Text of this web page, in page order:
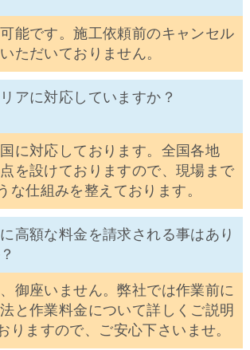
能です。施工依頼前のキャンセル
ただいておりません。
アに対応していますか？
に対応しております。全国各地
を設けておりますので、現場まで
な仕組みを整えております。
高額な料金を請求される事はあり
御座いません。弊社では作業前に
と作業料金について詳しくご説明
りますので、ご安心下さいませ。